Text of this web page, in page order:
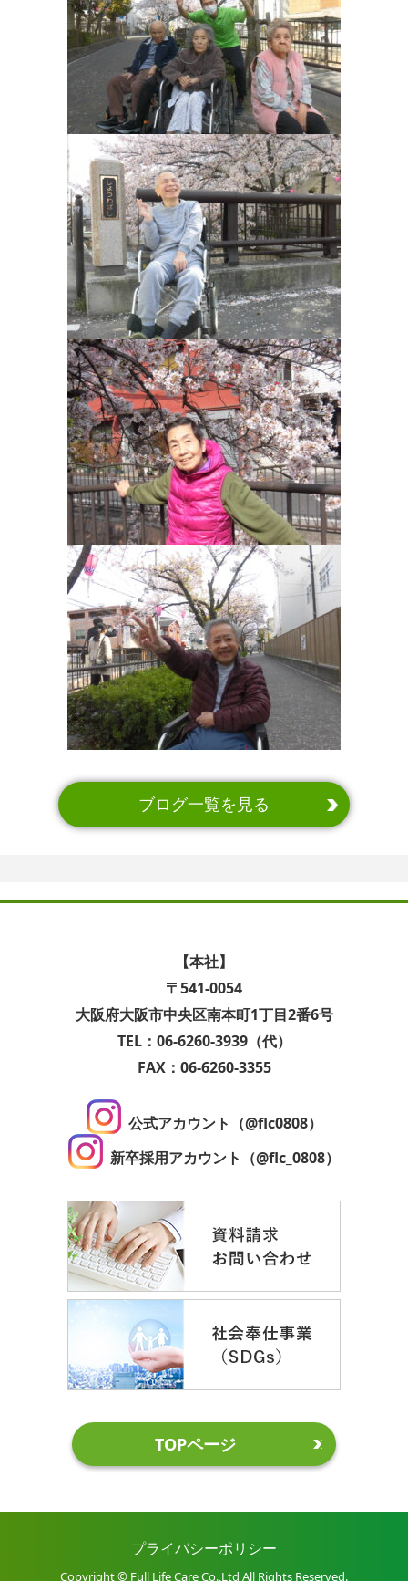
ブログ一覧を見る
【本社】
〒541-0054
大阪府大阪市中央区南本町1丁目2番6号
TEL：06-6260-3939（代）
FAX：06-6260-3355
公式アカウント（@flc0808）
新卒採用アカウント（@flc_0808）
TOPページ
プライバシーポリシー
Copyright © Full Life Care Co.,Ltd All Rights Reserved.